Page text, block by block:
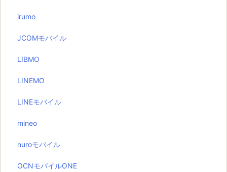
irumo
JCOMモバイル
LIBMO
LINEMO
LINEモバイル
mineo
nuroモバイル
OCNモバイルONE